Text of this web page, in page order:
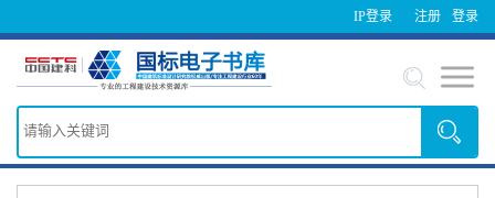
IP登录 登录
注册